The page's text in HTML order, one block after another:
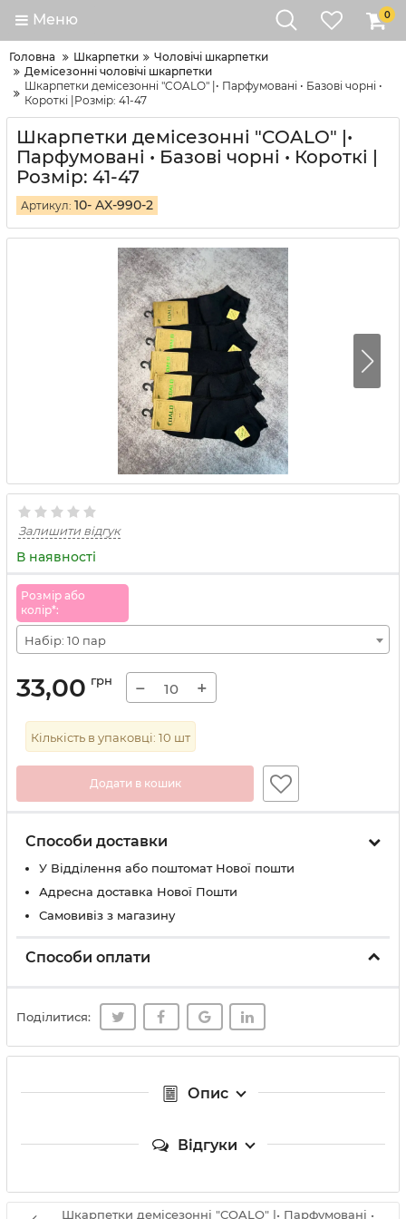
Меню 0
Головна Шкарпетки
Чоловічі шкарпетки
Демісезонні чоловічі шкарпетки
Шкарпетки демісезонні "COALO" |• Парфумовані • Базові чорні •
Короткі |Розмір: 41-47
Шкарпетки демісезонні "COALO" |•
Парфумовані • Базові чорні • Короткі |
Розмір: 41-47
Артикул: 10- AX-990-2
Залишити відгук
В наявності
Розмiр або
колiр*:
Набір: 10 пар
33,00 грн − +
Кількість в упаковці: 10 шт
Додати в кошик
Способи доставки
У Вiддiлення або поштомат Нової пошти
Адресна доставка Нової Пошти
Самовивіз з магазину
Способи оплати
Поділитися:
Опис
Відгуки
Шкарпетки демісезонні "COALO" |• Парфумовані •